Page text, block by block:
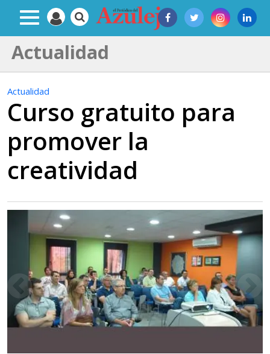
Actualidad
Actualidad
Curso gratuito para
promover la
creatividad